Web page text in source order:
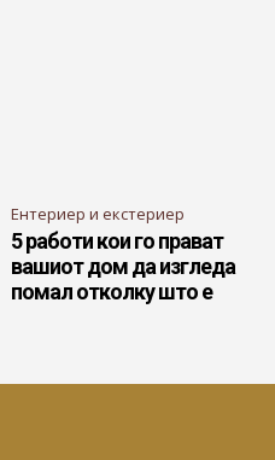
Ентериер и екстериер
5 работи кои го прават
вашиот дом да изгледа
помал отколку што е